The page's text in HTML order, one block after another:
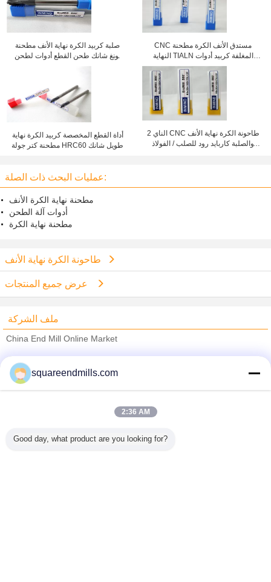
صلبة كربيد الكرة نهاية الأنف مطحنة
لونغ شانك طحن القطع أدوات لطحن
CNC مستدق الأنف الكرة مطحنة
النهاية TIALN المغلفة كربيد أدوات
القطع لالنحاس
أداة القطع المخصصة كربيد الكرة نهاية
مطحنة كتر جولة HRC60 طويل شانك
2 الناي CNC طاحونة الكرة نهاية الأنف
والصلبة كاربايد رود للصلب / الفولاذ
عمليات البحث ذات الصلة:
مطحنة نهاية الكرة الأنف
أدوات آلة الطحن
مطحنة نهاية الكرة
طاحونة الكرة نهاية الأنف
ملف الشركة
China End Mill Online Market
ﺎﻠﺘﺤﻘﻗ ﺎﻠﻣﻭﺭﺩﻮﻧ
Trust Seal
Verified Suplier
جميع المنتجات
squareendmills.com
2:36 AM
Good day, what product are you looking for?